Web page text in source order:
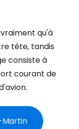
qu'à
tête, tandis
consiste à
courant de
Martin